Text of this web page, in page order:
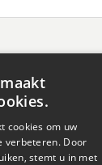
cookies om uw
verbeteren. Door
stemt u in met